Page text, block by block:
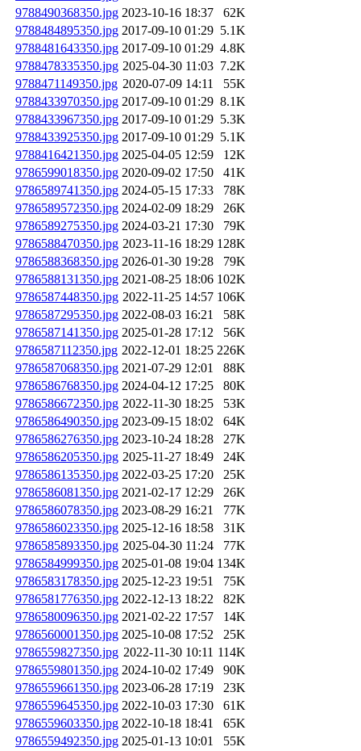
9788490368350.jpg 2023-10-16 18:37
62K
9788484895350.jpg 2017-09-10 01:29 5.1K
9788481643350.jpg 2017-09-10 01:29 4.8K
9788478335350.jpg 2025-04-30 11:03 7.2K
9788471149350.jpg 2020-07-09 14:11
55K
9788433970350.jpg 2017-09-10 01:29 8.1K
9788433967350.jpg 2017-09-10 01:29 5.3K
9788433925350.jpg 2017-09-10 01:29 5.1K
9788416421350.jpg 2025-04-05 12:59
12K
9786599018350.jpg 2020-09-02 17:50
41K
9786589741350.jpg 2024-05-15 17:33
78K
9786589572350.jpg 2024-02-09 18:29
26K
9786589275350.jpg 2024-03-21 17:30
79K
9786588470350.jpg 2023-11-16 18:29 128K
9786588368350.jpg 2026-01-30 19:28
79K
9786588131350.jpg 2021-08-25 18:06 102K
9786587448350.jpg 2022-11-25 14:57 106K
9786587295350.jpg 2022-08-03 16:21
58K
9786587141350.jpg 2025-01-28 17:12
56K
9786587112350.jpg 2022-12-01 18:25 226K
9786587068350.jpg 2021-07-29 12:01
88K
9786586768350.jpg 2024-04-12 17:25
80K
9786586672350.jpg 2022-11-30 18:25
53K
9786586490350.jpg 2023-09-15 18:02
64K
9786586276350.jpg 2023-10-24 18:28
27K
9786586205350.jpg 2025-11-27 18:49
24K
9786586135350.jpg 2022-03-25 17:20
25K
9786586081350.jpg 2021-02-17 12:29
26K
9786586078350.jpg 2023-08-29 16:21
77K
9786586023350.jpg 2025-12-16 18:58
31K
9786585893350.jpg 2025-04-30 11:24
77K
9786584999350.jpg 2025-01-08 19:04 134K
9786583178350.jpg 2025-12-23 19:51
75K
9786581776350.jpg 2022-12-13 18:22
82K
9786580096350.jpg 2021-02-22 17:57
14K
9786560001350.jpg 2025-10-08 17:52
25K
9786559827350.jpg 2022-11-30 10:11 114K
9786559801350.jpg 2024-10-02 17:49
90K
9786559661350.jpg 2023-06-28 17:19
23K
9786559645350.jpg 2022-10-03 17:30
61K
9786559603350.jpg 2022-10-18 18:41
65K
9786559492350.jpg 2025-01-13 10:01
55K